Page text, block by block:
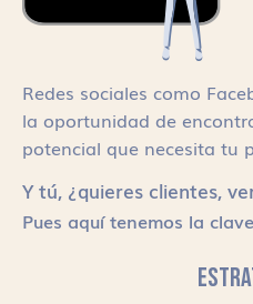
Redes sociales como
la oportunidad de
potencial que necesita tu
Y tú, ¿quieres clientes,
Pues aquí tenemos la